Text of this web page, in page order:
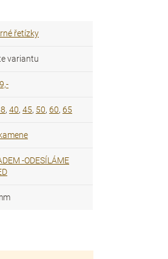
řetízky
variantu
,40,45, 50,60,65
-ODESÍLÁME